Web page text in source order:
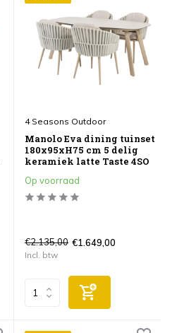
4 Seasons Outdoor
Manolo Eva dining tuinset
180x95xH75 cm 5 delig
keramiek latte Taste 4SO
Op voorraad
€2.135,00 €1.649,00
Incl. btw